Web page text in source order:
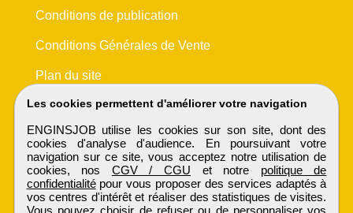
Les cookies permettent d'améliorer votre navigation
ENGINSJOB utilise les cookies sur son site, dont des
cookies d'analyse d'audience. En poursuivant votre
navigation sur ce site, vous acceptez notre utilisation de
cookies, nos CGV / CGU et notre politique de
confidentialitépour vous proposer des services adaptés à
vos centres d'intérêt et réaliser des statistiques de visites.
Vous pouvez choisir de refuser ou de personnaliser vos
Conditions de publication
Conditions Générales de Vente
Plan du site